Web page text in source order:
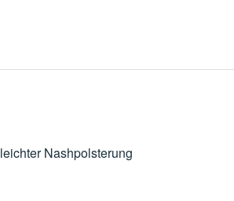
Nashpolsterung